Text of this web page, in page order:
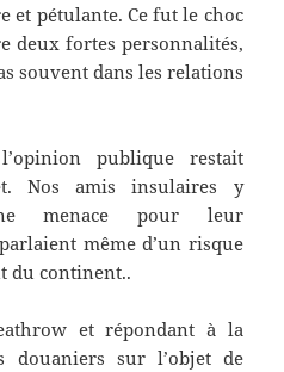
et pétulante. Ce fut le choc
deux fortes personnalités,
souvent dans les relations
publique restait
Nos amis insulaires y
menace pour leur
même d’un risque
du continent..
et répondant à la
douaniers sur l’objet de